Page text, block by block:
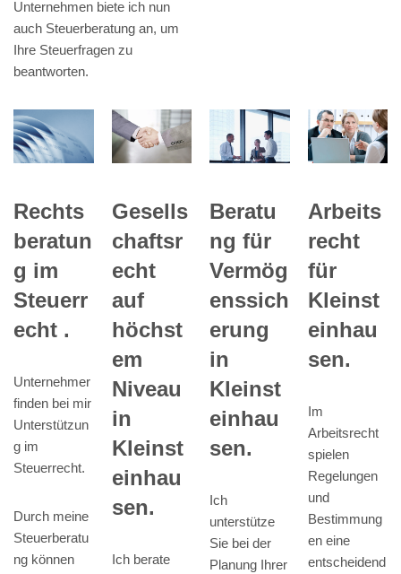
Unternehmen biete ich nun
auch Steuerberatung an, um
Ihre Steuerfragen zu
beantworten.
Rechts
beratun
g im
Steuerr
echt .
Unternehmer
finden bei mir
Unterstützun
g im
Steuerrecht.
Durch meine
Steuerberatu
ng können
Gesells
chaftsr
echt
auf
höchst
em
Niveau
in
Kleinst
einhau
sen.
Ich berate
Beratu
ng für
Vermög
enssich
erung
in
Kleinst
einhau
sen.
Ich
unterstütze
Sie bei der
Planung Ihrer
Arbeits
recht
für
Kleinst
einhau
sen.
Im
Arbeitsrecht
spielen
Regelungen
und
Bestimmung
en eine
entscheidend